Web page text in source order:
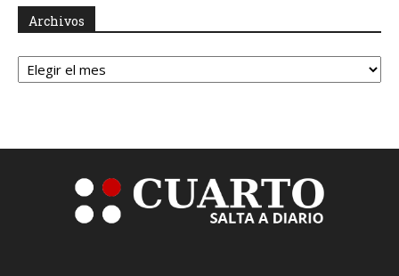
Archivos
Archivos